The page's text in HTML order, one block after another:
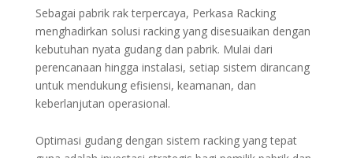
Sebagai pabrik rak terpercaya, Perkasa Racking
menghadirkan solusi racking yang disesuaikan dengan
kebutuhan nyata gudang dan pabrik. Mulai dari
perencanaan hingga instalasi, setiap sistem dirancang
untuk mendukung efisiensi, keamanan, dan
keberlanjutan operasional.
Optimasi gudang dengan sistem racking yang tepat